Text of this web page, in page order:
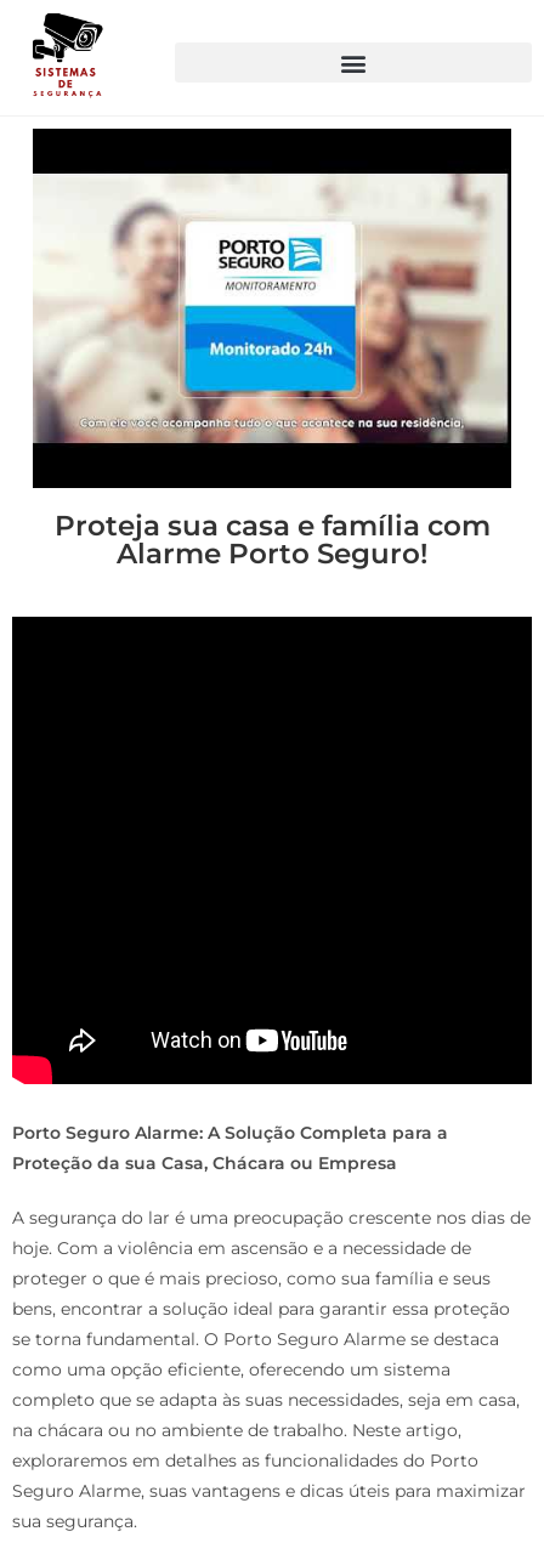
Proteja sua casa e família com
Alarme Porto Seguro!
Porto Seguro Alarme: A Solução Completa para a
Proteção da sua Casa, Chácara ou Empresa
A segurança do lar é uma preocupação crescente nos dias de
hoje. Com a violência em ascensão e a necessidade de
proteger o que é mais precioso, como sua família e seus
bens, encontrar a solução ideal para garantir essa proteção
se torna fundamental. O Porto Seguro Alarme se destaca
como uma opção eficiente, oferecendo um sistema
completo que se adapta às suas necessidades, seja em casa,
na chácara ou no ambiente de trabalho. Neste artigo,
exploraremos em detalhes as funcionalidades do Porto
Seguro Alarme, suas vantagens e dicas úteis para maximizar
sua segurança.